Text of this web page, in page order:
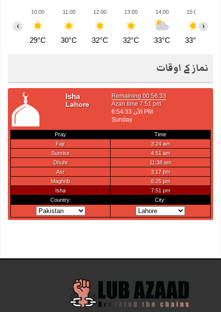
10:00
29°C
11:00
30°C
12:00
32°C
13:00
32°C
14:00
33°C
15:00
33°C
‹ ›
نماز کے اوقات